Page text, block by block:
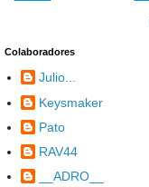
Colaboradores
Julio...
Keysmaker
Pato
RAV44
__ADRO__